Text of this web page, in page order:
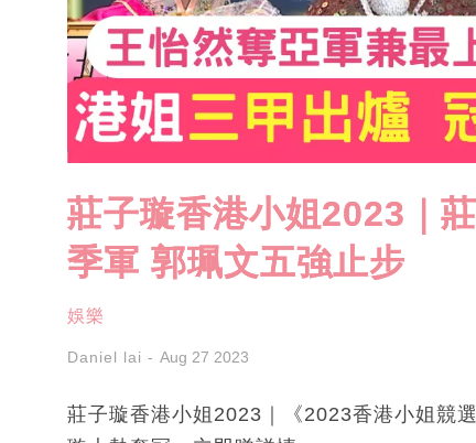
莊子璇香港小姐2023｜
季軍 郭珮文五強止步
娛樂
Daniel lai Aug 27 2023
莊子璇香港小姐2023｜《2023香港小姐競